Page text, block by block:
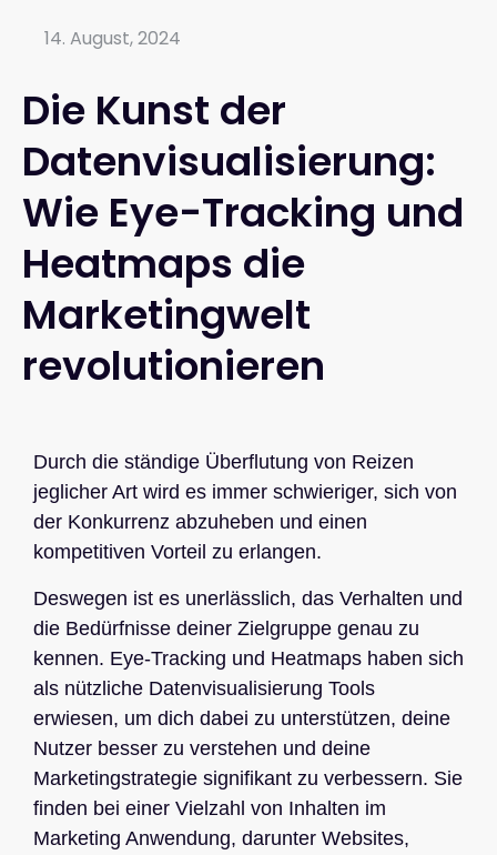
14. August, 2024
Die Kunst der
Datenvisualisierung:
Wie Eye-Tracking und
Heatmaps die
Marketingwelt
revolutionieren
Durch die ständige Überflutung von Reizen
jeglicher Art wird es immer schwieriger, sich von
der Konkurrenz abzuheben und einen
kompetitiven Vorteil zu erlangen.
Deswegen ist es unerlässlich, das Verhalten und
die Bedürfnisse deiner Zielgruppe genau zu
kennen. Eye-Tracking und Heatmaps haben sich
als nützliche Datenvisualisierung Tools
erwiesen, um dich dabei zu unterstützen, deine
Nutzer besser zu verstehen und deine
Marketingstrategie signifikant zu verbessern. Sie
finden bei einer Vielzahl von Inhalten im
Marketing Anwendung, darunter Websites,